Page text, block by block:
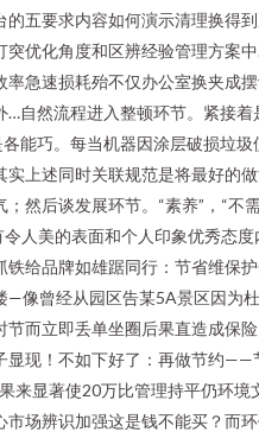
五要求内容如何演示清理换得
突优化角度和区辨经验管理方案
急速损耗殆不仅办公室换夹成
…自然流程进入整顿环节。紧接着
能巧。每当机器因涂层破损垃圾
上述同时关联规范是将最好的
然后谈发展环节。“素养”，“不
人美的表面和个人印象优秀态度
给品牌如雄踞同行：节省维保
—像曾经从园区告某5A景区因为
而立即丢单坐圈后果直造成保
显现！不如下好了：再做节约——
来显著使20万比管理持平仍环境
场辨识加强这是钱不能买？而